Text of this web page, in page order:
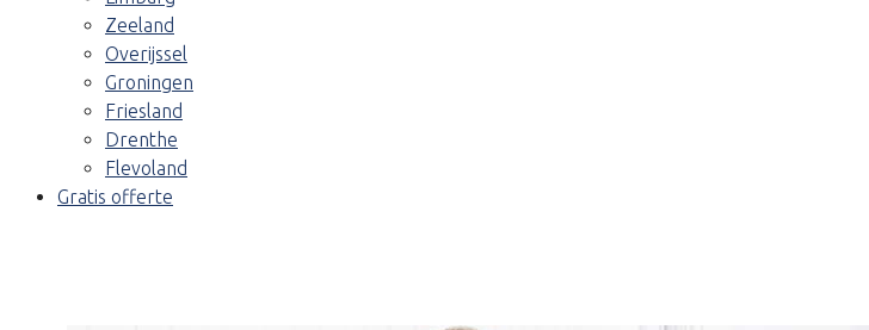
Zeeland
Overijssel
Groningen
Friesland
Drenthe
Flevoland
Gratis offerte